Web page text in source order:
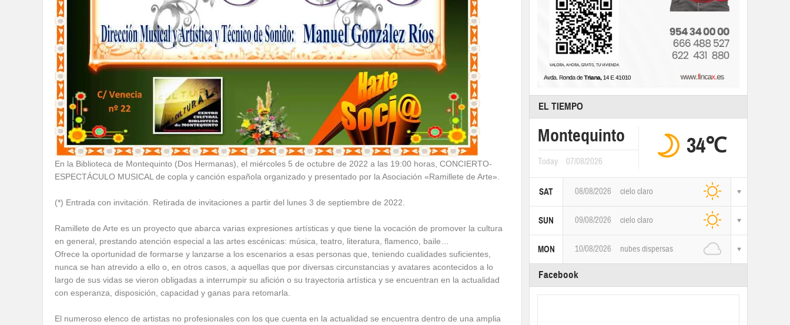
En la Biblioteca de Montequinto (Dos Hermanas), el miércoles 5 de octubre de 2022 a las 19:00 horas, CONCIERTO-
ESPECTÁCULO MUSICAL de copla y canción española organizado y presentado por la Asociación «Ramillete de Arte».
(*) Entrada con invitación. Retirada de invitaciones a partir del lunes 3 de septiembre de 2022.
Ramillete de Arte es un proyecto que abarca varias expresiones artísticas y que tiene la vocación de promover la cultura
en general, prestando atención especial a las artes escénicas: música, teatro, literatura, flamenco, baile…
Ofrece la oportunidad de formarse y lanzarse a los escenarios a esas personas que, teniendo cualidades suficientes,
nunca se han atrevido a ello o, en otros casos, a aquellas que por diversas circunstancias y avatares acontecidos a lo
largo de sus vidas se vieron obligadas a interrumpir su afición o su trayectoria artística y se encuentran en la actualidad
con esperanza, disposición, capacidad y ganas para retomarla.
El numeroso elenco de artistas no profesionales con los que cuenta en la actualidad se encuentra dentro de una amplia
EL TIEMPO
Montequinto
Today 07/08/2026
34℃
SAT 08/08/2026 cielo claro
SUN 09/08/2026 cielo claro
MON 10/08/2026 nubes dispersas
Facebook